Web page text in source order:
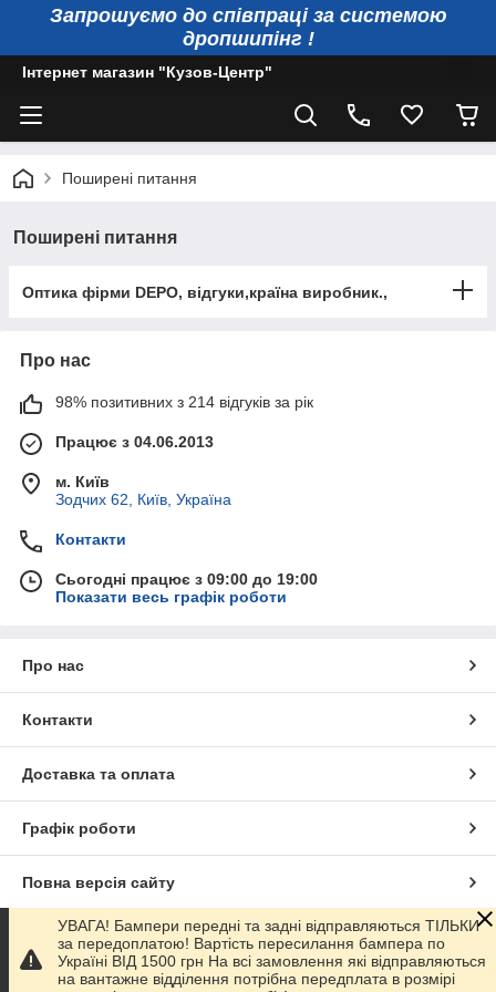
Запрошуємо до співпраці за системою
дропшипінг !
Інтернет магазин "Кузов-Центр"
Поширені питання
Поширені питання
Оптика фірми DEPO, відгуки,країна виробник.,
Про нас
98% позитивних з 214 відгуків за рік
Працює з 04.06.2013
м. Київ
Зодчих 62, Київ, Україна
Контакти
Сьогодні працює з 09:00 до 19:00
Показати весь графік роботи
Про нас
Контакти
Доставка та оплата
Графік роботи
Повна версія сайту
Сайт створено на маркетплейсіProm.ua
УВАГА! Бампери передні та задні відправляються ТІЛЬКИ
за передоплатою! Вартість пересилання бампера по
Україні ВІД 1500 грн На всі замовлення які відправляються
на вантажне відділення потрібна передплата в розмірі